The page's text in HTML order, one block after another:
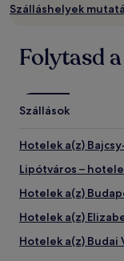
Szálláshelyek
Folytasd
Szállások
Hotelek a(z)
Lipótváros –
Hotelek a(z)
Hotelek a(z)
Hotelek a(z) Budai